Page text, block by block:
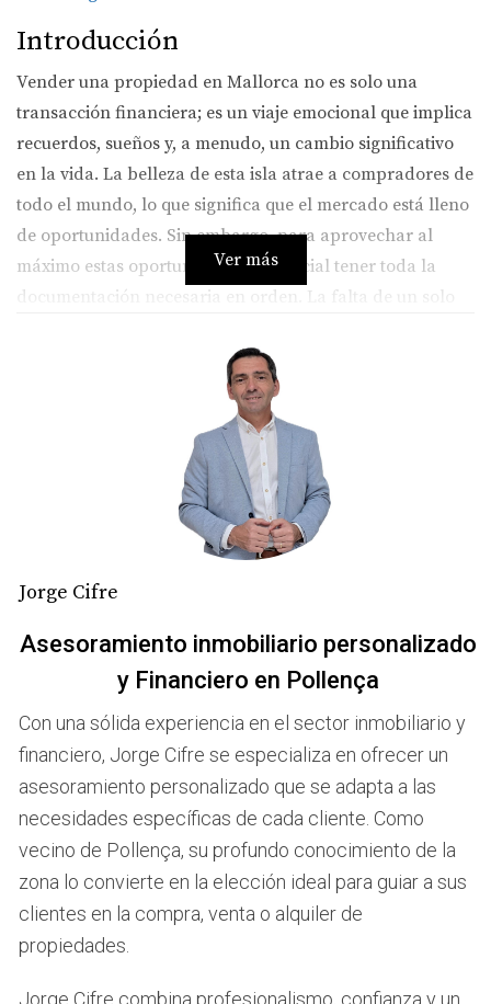
Introducción
Vender una propiedad en Mallorca no es solo una
transacción financiera; es un viaje emocional que implica
recuerdos, sueños y, a menudo, un cambio significativo
en la vida. La belleza de esta isla atrae a compradores de
todo el mundo, lo que significa que el mercado está lleno
de oportunidades. Sin embargo, para aprovechar al
máximo estas oportunidades, es crucial tener toda la
documentación necesaria en orden. La falta de un solo
frustraciones innecesarias. Por eso, en este artículo, nos
enfocaremos en los documentos imprescindibles para
vender una vivienda en Mallorca y cómo puedes
prepararte mejor para este proceso.
Documentos Necesarios para Vender
Uno de los primeros pasos que debes tomar al vender tu
documentos son fundamentales para garantizar que tu
propiedad cumple con todas las normativas legales y
técnicas. Algunos de los certificados más importantes
incluyen:
Certificado Energético: Este documento acredita la
eficiencia energética de tu vivienda y es obligatorio
para cualquier transacción inmobiliaria.
Certificado de No Deuda: Asegúrate de que no hay
cargas o hipotecas pendientes sobre la propiedad.
Certificado Urbanístico: Verifica que tu propiedad
cumple con las normativas urbanísticas locales.
Ver más
Jorge Cifre
Asesoramiento inmobiliario personalizado
y Financiero en Pollença
Con una sólida experiencia en el sector inmobiliario y
financiero, Jorge Cifre se especializa en ofrecer un
asesoramiento personalizado que se adapta a las
necesidades específicas de cada cliente. Como
vecino de Pollença, su profundo conocimiento de la
zona lo convierte en la elección ideal para guiar a sus
clientes en la compra, venta o alquiler de
propiedades.
Jorge Cifre combina profesionalismo, confianza y un